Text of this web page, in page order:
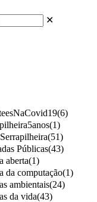
✕
(6)
(1)
(51)
Públicas(43)
aberta(1)
da computação(1)
ambientais(24)
da vida(43)